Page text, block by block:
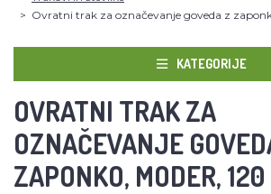
Ovratni trak za označevanje goveda z
KATEGORIJE
OVRATNI TRAK ZA
OZNAČEVANJE
ZAPONKO, MODER, 120